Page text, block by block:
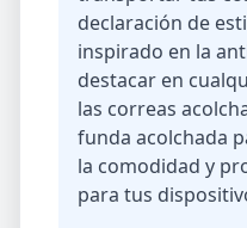
declaración de
inspirado en la
destacar en
las correas
funda acolchada
la comodidad y
para tus